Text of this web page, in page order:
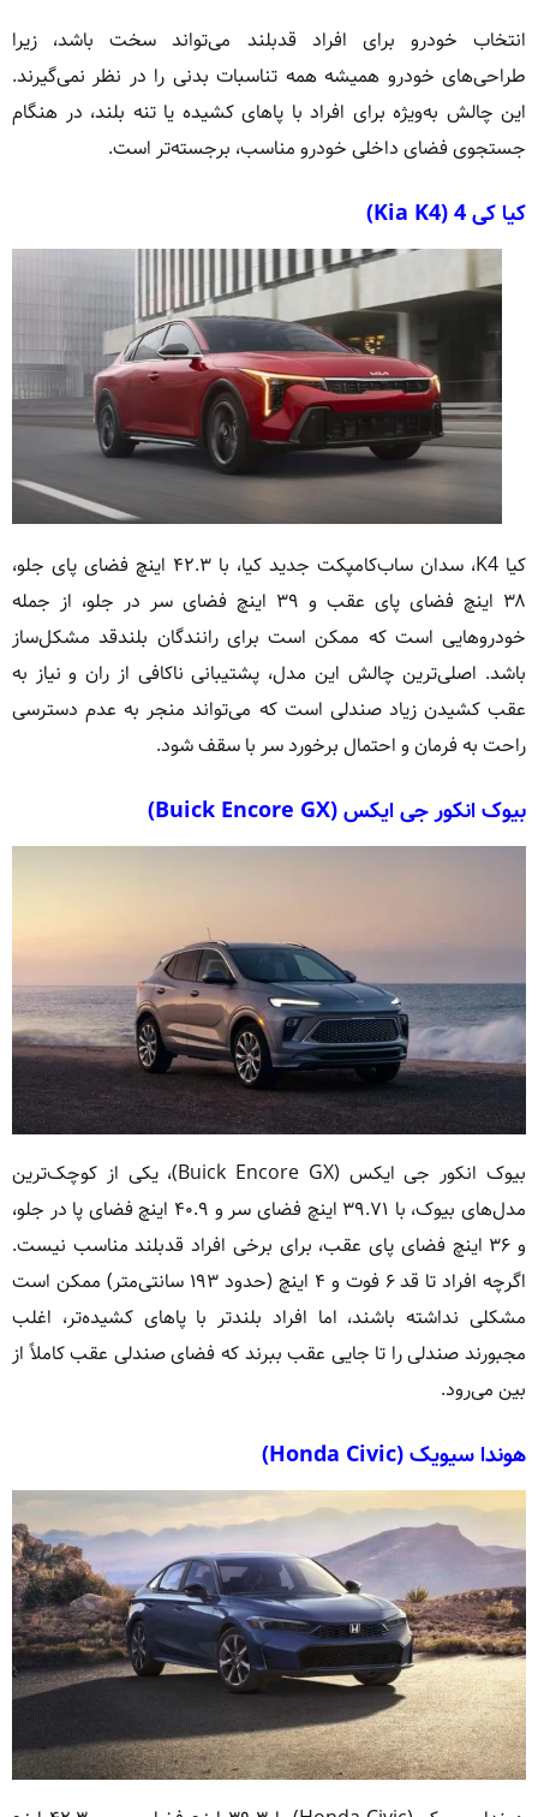
انتخاب خودرو برای افراد قدبلند می‌تواند سخت باشد، زیرا
طراحی‌های خودرو همیشه همه تناسبات بدنی را در نظر نمی‌گیرند.
این چالش به‌ویژه برای افراد با پاهای کشیده یا تنه بلند، در هنگام
جستجوی فضای داخلی خودرو مناسب، برجسته‌تر است.
کیا کی 4 (Kia K4)
کیا K4، سدان ساب‌کامپکت جدید کیا، با ۴۲.۳ اینچ فضای پای جلو،
۳۸ اینچ فضای پای عقب و ۳۹ اینچ فضای سر در جلو، از جمله
خودروهایی است که ممکن است برای رانندگان بلندقد مشکل‌ساز
باشد. اصلی‌ترین چالش این مدل، پشتیبانی ناکافی از ران و نیاز به
عقب کشیدن زیاد صندلی است که می‌تواند منجر به عدم دسترسی
راحت به فرمان و احتمال برخورد سر با سقف شود.
بیوک انکور جی ایکس (Buick Encore GX)
بیوک انکور جی ایکس (Buick Encore GX)، یکی از کوچک‌ترین
مدل‌های بیوک، با ۳۹.۷۱ اینچ فضای سر و ۴۰.۹ اینچ فضای پا در جلو،
و ۳۶ اینچ فضای پای عقب، برای برخی افراد قدبلند مناسب نیست.
اگرچه افراد تا قد ۶ فوت و ۴ اینچ (حدود ۱۹۳ سانتی‌متر) ممکن است
مشکلی نداشته باشند، اما افراد بلندتر با پاهای کشیده‌تر، اغلب
مجبورند صندلی را تا جایی عقب ببرند که فضای صندلی عقب کاملاً از
بین می‌رود.
هوندا سیویک (Honda Civic)